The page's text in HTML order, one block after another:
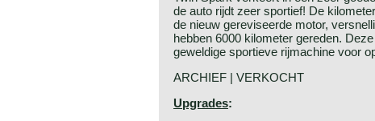
de auto rijdt zeer sportief! De
de nieuw gereviseerde motor,
hebben 6000 kilometer gereden.
geweldige sportieve rijmachine voor
ARCHIEF | VERKOCHT
Upgrades: